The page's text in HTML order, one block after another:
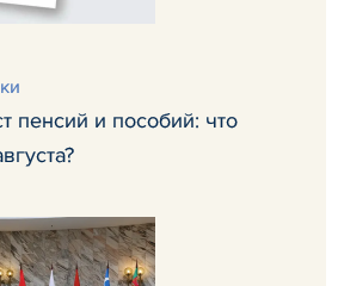
пенсий и пособий: что